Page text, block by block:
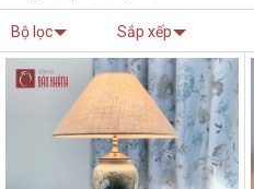
Bộ lọc Sắp xếp